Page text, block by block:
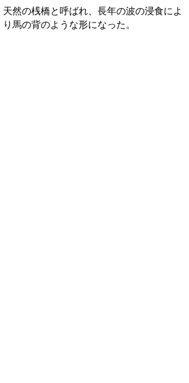
天然の桟橋と呼ばれ、長年の波の浸食によ
り馬の背のような形になった。